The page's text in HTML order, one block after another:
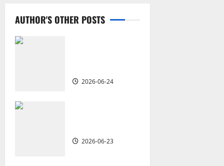
v
i
t
AUTHOR'S OTHER POSTS
2026-06-24
2026-06-23